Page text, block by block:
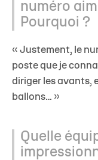
numéro
Pourquoi ?
« Justement, le
poste que je
diriger les avants,
ballons… »
Quelle